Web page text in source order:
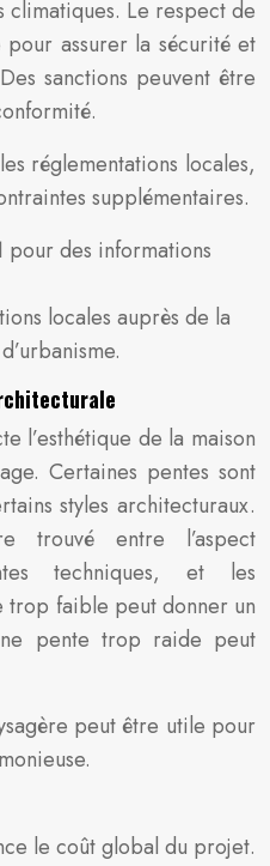
Le respect de
assurer la sécurité et
sanctions peuvent être
réglementations locales,
supplémentaires.
pour des informations
locales auprès de la
l’esthétique de la maison
Certaines pentes sont
styles architecturaux.
trouvé entre l’aspect
techniques, et les
trop faible peut donner un
pente trop raide peut
peut être utile pour
le coût global du projet.